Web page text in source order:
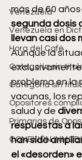
Venezuela
Venezuela en
Hora del Café
Categoría sin
Categoría sin
Opositores
Primarias de
CONEXIÓN
más de 60
segunda dosis
llevan casi dos
Aunque la
problema en la
vacunas, los
salud y de
respuestas a
han sido
el «desorden»